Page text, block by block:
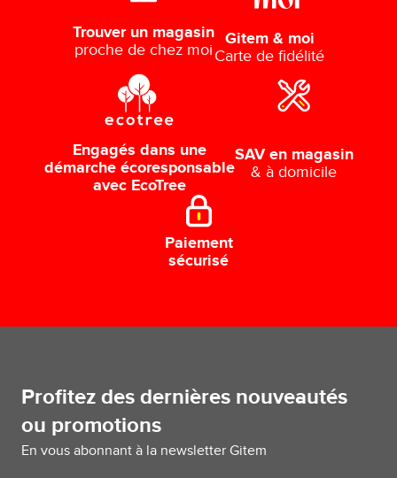
Trouver un magasin
proche de chez moi
Gitem & moi
Carte de fidélité
Engagés dans une
démarche écoresponsable
avec EcoTree
SAV en magasin
& à domicile
Paiement
sécurisé
Profitez des dernières nouveautés
ou promotions
En vous abonnant à la newsletter Gitem